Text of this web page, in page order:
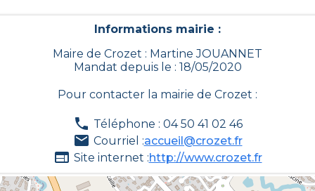
Informations mairie :
Maire de Crozet : Martine JOUANNET
Mandat depuis le : 18/05/2020
Pour contacter la mairie de Crozet :
Téléphone : 04 50 41 02 46
Courriel :accueil@crozet.fr
Site internet :http://www.crozet.fr